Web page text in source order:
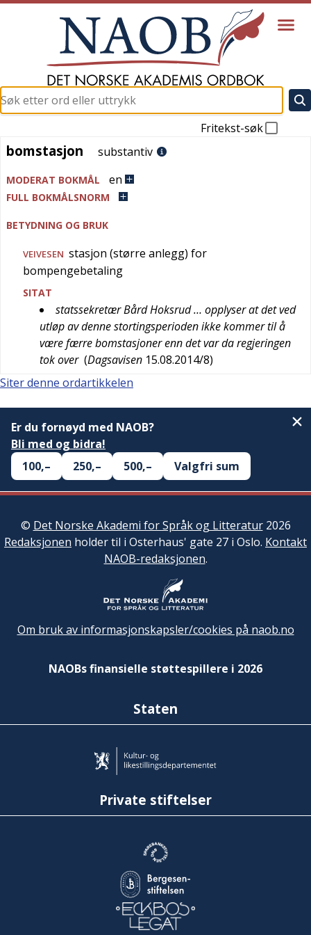
Fritekst-søk
bomstasjon
bomstasjon substantiv
MODERAT BOKMÅL en
FULL BOKMÅLSNORM
BETYDNING OG BRUK
VEIVESEN stasjon (større anlegg) for
bompengebetaling
SITAT
statssekretær Bård Hoksrud … opplyser at det ved
utløp av denne stortingsperioden ikke kommer til å
være færre bomstasjoner enn det var da regjeringen
tok over (Dagsavisen 15.08.2014/8)
Siter denne ordartikkelen
Er du fornøyd med NAOB?
Bli med og bidra!
100,–
250,– 500,– Valgfri sum
© Det Norske Akademi for Språk og Litteratur2026
Redaksjonen holder til i Osterhaus' gate 27 i Oslo. Kontakt
NAOB-redaksjonen.
Om bruk av informasjonskapsler/cookies på naob.no
NAOBs finansielle støttespillere i 2026
Staten
Private stiftelser